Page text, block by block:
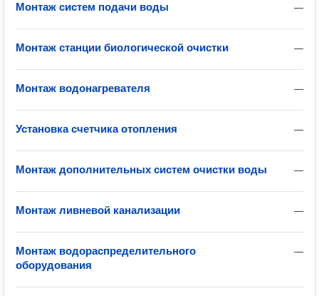
—
Монтаж систем подачи воды
—
Монтаж станции биологической очистки
—
Монтаж водонагревателя
—
Установка счетчика отопления
—
Монтаж дополнительных систем очистки воды
—
Монтаж ливневой канализации
—
Монтаж водораспределительного
оборудования